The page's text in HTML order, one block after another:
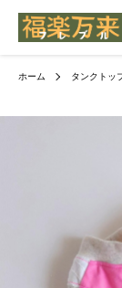
ホーム タンクトッ